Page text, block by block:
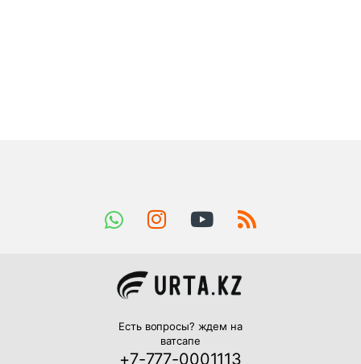
Есть вопросы? ждем на
ватсапе
+7-777-0001113